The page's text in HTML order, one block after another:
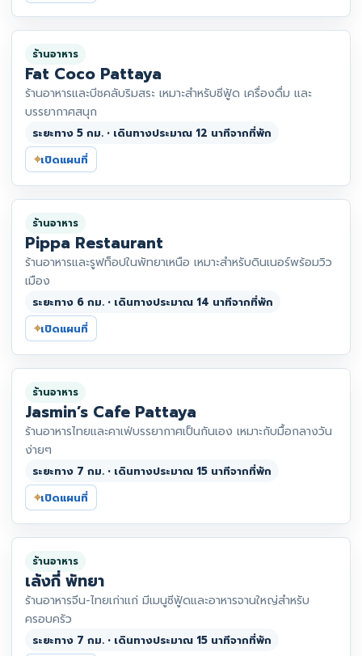
ร้านอาหาร
Fat Coco Pattaya
ร้านอาหารและบีชคลับริมสระ เหมาะสำหรับซีฟู้ด เครื่องดื่ม และ
บรรยากาศสนุก
ระยะทาง 5 กม. • เดินทางประมาณ 12 นาทีจากที่พัก
⌖เปิดแผนที่
ร้านอาหาร
Pippa Restaurant
ร้านอาหารและรูฟท็อปในพัทยาเหนือ เหมาะสำหรับดินเนอร์พร้อมวิว
เมือง
ระยะทาง 6 กม. • เดินทางประมาณ 14 นาทีจากที่พัก
⌖เปิดแผนที่
ร้านอาหาร
Jasmin’s Cafe Pattaya
ร้านอาหารไทยและคาเฟ่บรรยากาศเป็นกันเอง เหมาะกับมื้อกลางวัน
ง่ายๆ
ระยะทาง 7 กม. • เดินทางประมาณ 15 นาทีจากที่พัก
⌖เปิดแผนที่
ร้านอาหาร
เล้งกี่ พัทยา
ร้านอาหารจีน-ไทยเก่าแก่ มีเมนูซีฟู้ดและอาหารจานใหญ่สำหรับ
ครอบครัว
ระยะทาง 7 กม. • เดินทางประมาณ 15 นาทีจากที่พัก